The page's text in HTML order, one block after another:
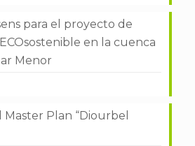
para el proyecto de
en la cuenca
Menor
Master Plan “Diourbel